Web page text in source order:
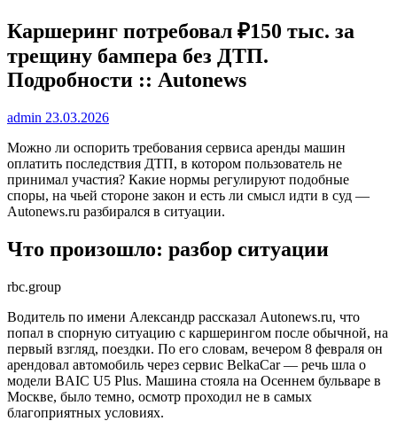
Каршеринг потребовал ₽150 тыс. за
трещину бампера без ДТП.
Подробности :: Autonews
admin 23.03.2026
Можно ли оспорить требования сервиса аренды машин
оплатить последствия ДТП, в котором пользователь не
принимал участия? Какие нормы регулируют подобные
споры, на чьей стороне закон и есть ли смысл идти в суд —
Autonews.ru разбирался в ситуации.
Что произошло: разбор ситуации
rbc.group
Водитель по имени Александр рассказал Autonews.ru, что
попал в спорную ситуацию с каршерингом после обычной, на
первый взгляд, поездки. По его словам, вечером 8 февраля он
арендовал автомобиль через сервис BelkaCar — речь шла о
модели BAIC U5 Plus. Машина стояла на Осеннем бульваре в
Москве, было темно, осмотр проходил не в самых
благоприятных условиях.